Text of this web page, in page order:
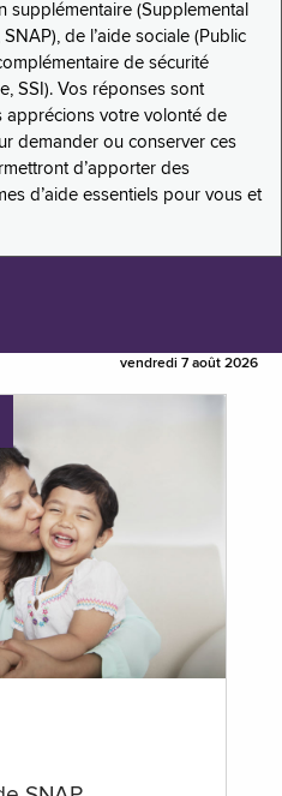
supplémentaire (Supplemental
de l’aide sociale (Public
de sécurité
SSI). Vos réponses sont
apprécions votre volonté de
demander ou conserver ces
d’apporter des
d’aide essentiels pour vous et
vendredi 7 août 2026